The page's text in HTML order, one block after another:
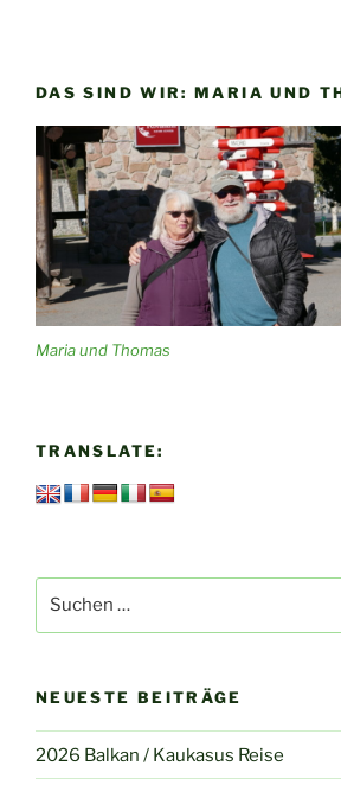
DAS SIND WIR: MARIA UND
Maria und Thomas
TRANSLATE:
nach:
NEUESTE BEITRÄGE
2026 Balkan / Kaukasus Reise